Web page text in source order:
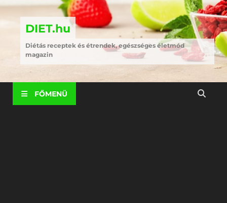
DIET.hu
Diétás receptek és étrendek, egészséges életmód
magazin
FŐMENÜ